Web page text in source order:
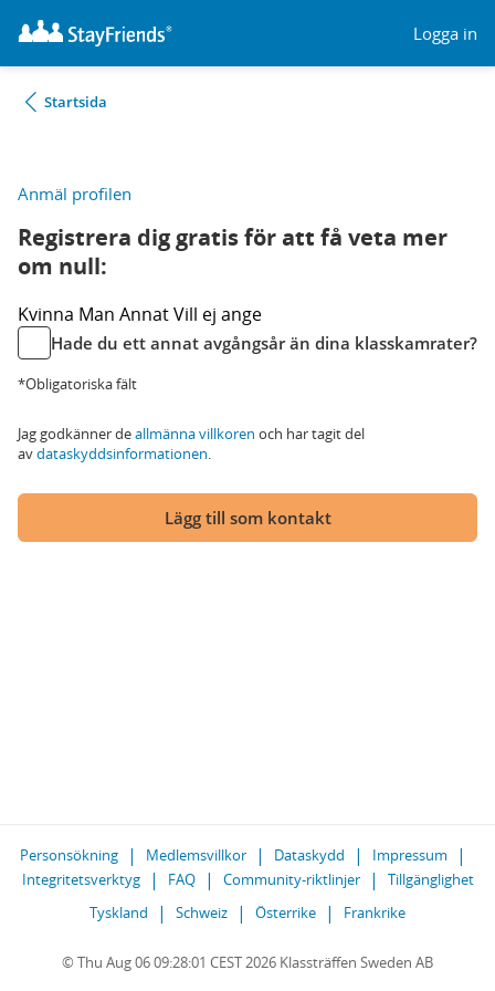
Logga in
Startsida
Anmäl profilen
Registrera dig gratis för att få veta mer
om null:
Kvinna Man AnnatVill ej ange
Hade du ett annat avgångsår än dina klasskamrater?
*Obligatoriska fält
Jag godkänner deallmänna villkoren och har tagit del
avdataskyddsinformationen.
Lägg till som kontakt
Personsökning Medlemsvillkor Dataskydd
Impressum
Integritetsverktyg
FAQ Community-riktlinjer
Tillgänglighet
Tyskland
Schweiz Österrike Frankrike
© Thu Aug 06 09:28:01 CEST 2026 Klassträffen Sweden AB